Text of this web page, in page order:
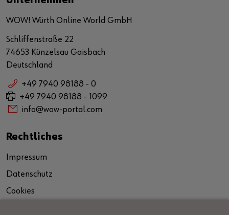
WOW! Würth Online World GmbH
Schliffenstraße 22
74653 Künzelsau Gaisbach
Deutschland
+49 7940 98188 - 0
+49 7940 98188 - 1099
info@wow-portal.com
Rechtliches
Impressum
Datenschutz
Cookies